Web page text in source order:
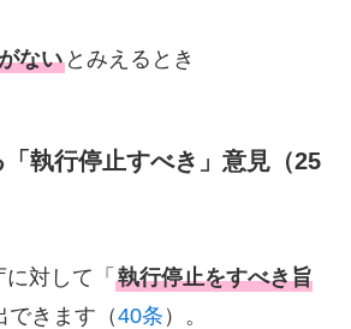
ない とみえるとき
執行停止すべき」意見（25
対して「 執行停止をすべき旨
できます（40条 ）。